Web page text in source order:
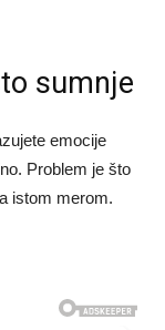
sumnje
emocije
Problem je što
istom merom.